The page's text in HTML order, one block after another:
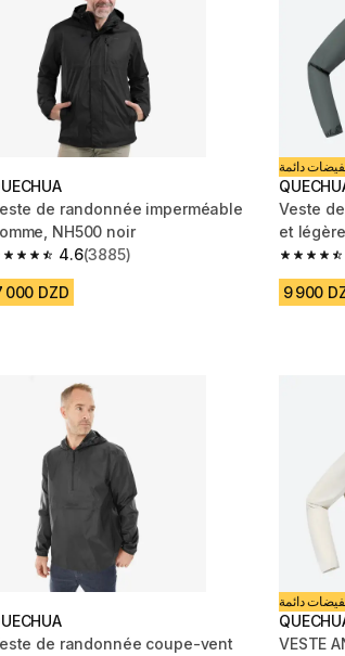
de randonnée imperméable
NH500 noir
4.6
out of 5 stars from 3885 reviews
(3885)
000 DZD
دائمة
Veste
et
4.7 out
9 900
de randonnée coupe-vent
دائمة
VESTE